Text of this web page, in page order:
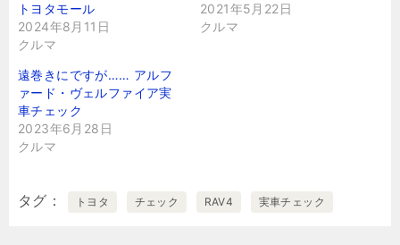
トヨタモール
2024年8月11日
クルマ
2021年5月22日
クルマ
遠巻きにですが…… アルフ
ァード・ヴェルファイア実
車チェック
2023年6月28日
クルマ
タグ トヨタ チェック RAV4 実車チェック